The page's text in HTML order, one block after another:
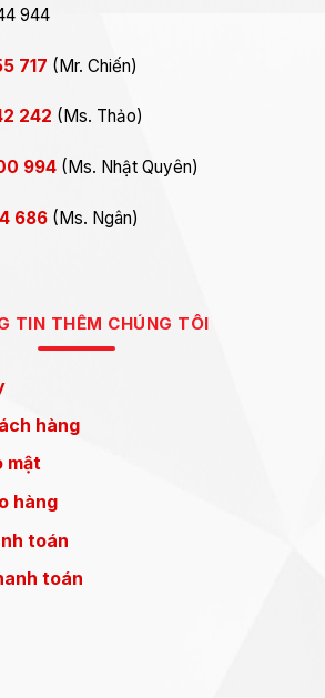
944
717 (Mr. Chiến)
242 (Ms. Thảo)
994 (Ms. Nhật Quyên)
686 (Ms. Ngân)
TIN THÊM CHÚNG TÔI
hàng
mật
hàng
toán
toán